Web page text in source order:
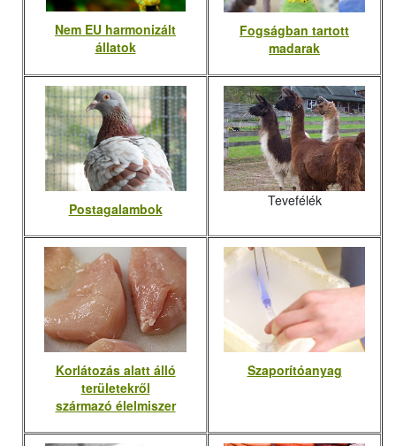
Nem EU harmonizált
állatok
Fogságban tartott
madarak
Postagalambok Tevefélék
Korlátozás alatt álló
területekről
származó élelmiszer
Szaporítóanyag